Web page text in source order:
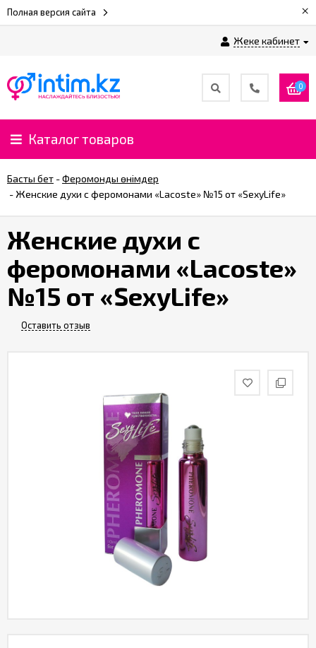
Полная версия сайта ×
Жеке кабинет
0
Каталог товаров
Басты бет -Феромонды өнімдер
- Женские духи с феромонами «Lacoste» №15 от «SexyLife»
Женские духи с
феромонами «Lacoste»
№15 от «SexyLife»
Оставить отзыв